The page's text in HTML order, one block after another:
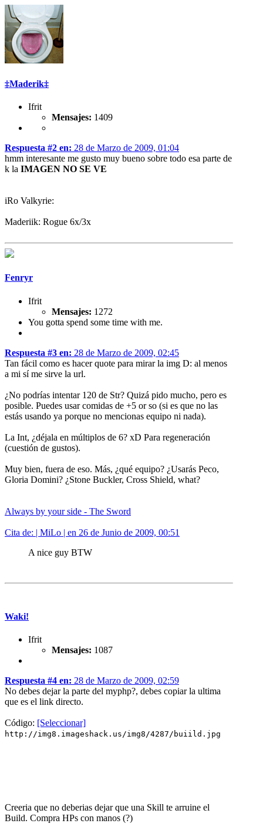
‡Maderik‡
Ifrit
Mensajes: 1409
Respuesta #2 en: 28 de Marzo de 2009, 01:04
hmm interesante me gusto muy bueno sobre todo esa parte de
k la IMAGEN NO SE VE
iRo Valkyrie:
Maderiik: Rogue 6x/3x
Fenryr
Ifrit
Mensajes: 1272
You gotta spend some time with me.
Respuesta #3 en: 28 de Marzo de 2009, 02:45
Tan fácil como es hacer quote para mirar la img D: al menos
a mi sí me sirve la url.
¿No podrías intentar 120 de Str? Quizá pido mucho, pero es
posible. Puedes usar comidas de +5 or so (si es que no las
estás usando ya porque no mencionas equipo ni nada).
La Int, ¿déjala en múltiplos de 6? xD Para regeneración
(cuestión de gustos).
Muy bien, fuera de eso. Más, ¿qué equipo? ¿Usarás Peco,
Gloria Domini? ¿Stone Buckler, Cross Shield, what?
Always by your side - The Sword
Cita de: | MiLo | en 26 de Junio de 2009, 00:51
A nice guy BTW
Waki!
Ifrit
Mensajes: 1087
Respuesta #4 en: 28 de Marzo de 2009, 02:59
No debes dejar la parte del myphp?, debes copiar la ultima
que es el link directo.
Código: [Seleccionar]
http://img8.imageshack.us/img8/4287/buiild.jpg
Creeria que no deberias dejar que una Skill te arruine el
Build. Compra HPs con manos (?)